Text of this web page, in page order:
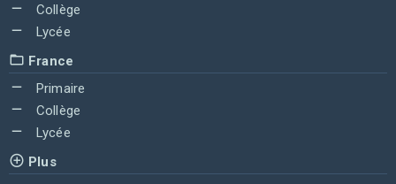
Collège
Lycée
France
Primaire
Collège
Lycée
Plus